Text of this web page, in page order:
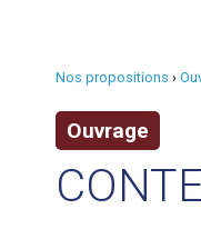
Nos propositions ›
Ouvrage